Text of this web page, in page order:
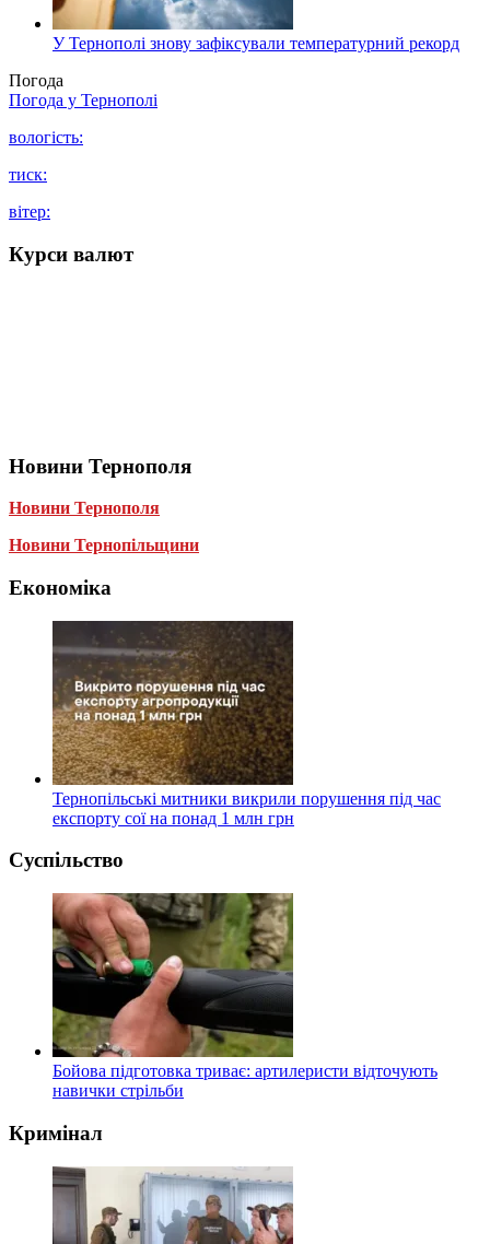
У Тернополі знову зафіксували температурний рекорд
Погода
Погода у Тернополі
вологість:
тиск:
вітер:
Курси валют
Новини Тернополя
Новини Тернополя
Новини Тернопільщини
Економіка
Тернопільські митники викрили порушення під час
експорту сої на понад 1 млн грн
Суспільство
Бойова підготовка триває: артилеристи відточують
навички стрільби
Кримінал